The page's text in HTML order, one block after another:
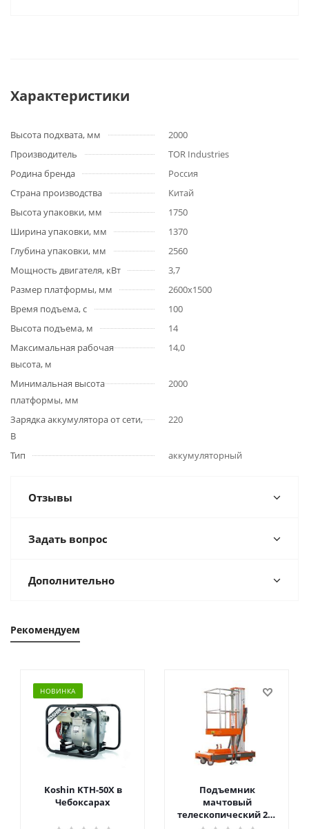
Характеристики
Высота подхвата, мм
2000
Производитель
TOR Industries
Родина бренда
Россия
Страна производства
Китай
Высота упаковки, мм
1750
Ширина упаковки, мм
1370
Глубина упаковки, мм
2560
Мощность двигателя, кВт
3,7
Размер платформы, мм
2600х1500
Время подъема, с
100
Высота подъема, м
14
Максимальная рабочая
высота, м
14,0
Минимальная высота
платформы, мм
2000
Зарядка аккумулятора от сети,
В
220
Тип аккумуляторный
Отзывы
Задать вопрос
Дополнительно
Рекомендуем
НОВИНКА
Koshin KTH-50X в
Чебоксарах
Подъемник
мачтовый
телескопический 200